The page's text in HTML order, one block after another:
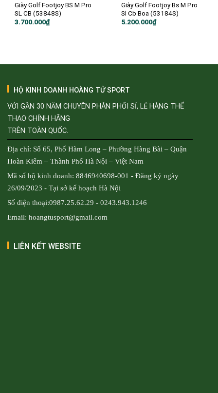
Giày Golf Footjoy BS M Pro
SL CB (53848S)
3.700.000₫
Giày Golf Footjoy Bs M Pro
Sl Cb Boa (53184S)
5.200.000₫
HỘ KINH DOANH HOÀNG TỬ SPORT
VỚI GẦN 30 NĂM CHUYÊN PHÂN PHỐI SỈ, LẺ HÀNG THỂ
THAO CHÍNH HÃNG
TRÊN TOÀN QUỐC.
Địa chỉ: Số 65, Phố Hàm Long – Phường Hàng Bài – Quận
Hoàn Kiếm – Thành Phố Hà Nội – Việt Nam
Mã số hộ kinh doanh: 8846940698-001 - Đăng ký ngày
26/09/2023 - Tại sở kế hoạch Hà Nội
Số điện thoại:0987.25.62.29 - 0243.943.1246
Email: hoangtusport@gmail.com
LIÊN KẾT WEBSITE